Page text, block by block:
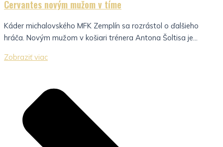
Cervantes novým mužom v tíme
Káder michalovského MFK Zemplín sa rozrástol o ďalšieho
hráča. Novým mužom v košiari trénera Antona Šoltisa je...
Zobraziť viac